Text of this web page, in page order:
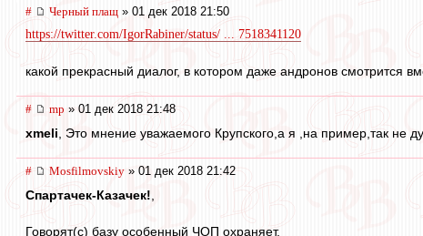
# Черный плащ » 01 дек 2018 21:50
https://twitter.com/IgorRabiner/status/ ... 7518341120
какой прекрасный диалог, в котором даже андронов смотрится
# mp » 01 дек 2018 21:48
xmeli , Это мнение уважаемого Крупского,а я ,на пример,так не
# Mosfilmovskiy » 01 дек 2018 21:42
Спартачек-Казачек!
Говорят(с) базу особенный ЧОП охраняет.